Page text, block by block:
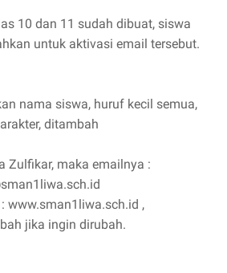
10 dan 11 sudah dibuat, siswa
untuk aktivasi email tersebut.
nama siswa, huruf kecil semua,
ditambah
Zulfikar, maka emailnya :
www.sman1liwa.sch.id ,
jika ingin dirubah.